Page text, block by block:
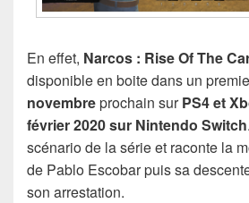
En effet, Narcos : Rise Of The
disponible en boite dans un
novembreprochain surPS4 et
février 2020 sur Nintendo Switch
scénario de la série et raconte la
de Pablo Escobar puis sa
son arrestation.